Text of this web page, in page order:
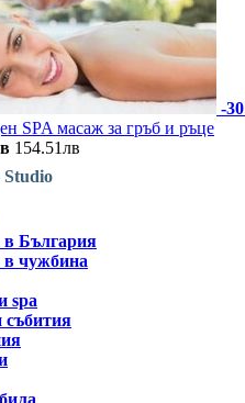
-
SPA масаж за гръб и ръце
154.51лв
Studio
България
чужбина
spa
събития